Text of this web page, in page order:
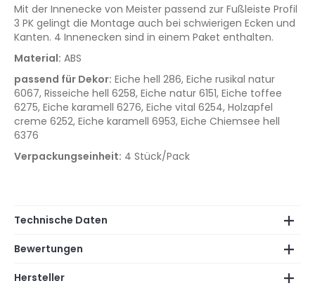
Mit der Innenecke von Meister passend zur Fußleiste Profil
3 PK gelingt die Montage auch bei schwierigen Ecken und
Kanten. 4 Innenecken sind in einem Paket enthalten.
Material: ABS
passend für Dekor: Eiche hell 286, Eiche rusikal natur
6067, Risseiche hell 6258, Eiche natur 6151, Eiche toffee
6275, Eiche karamell 6276, Eiche vital 6254, Holzapfel
creme 6252, Eiche karamell 6953, Eiche Chiemsee hell
6376
Verpackungseinheit: 4 Stück/Pack
Technische Daten
Bewertungen
Hersteller